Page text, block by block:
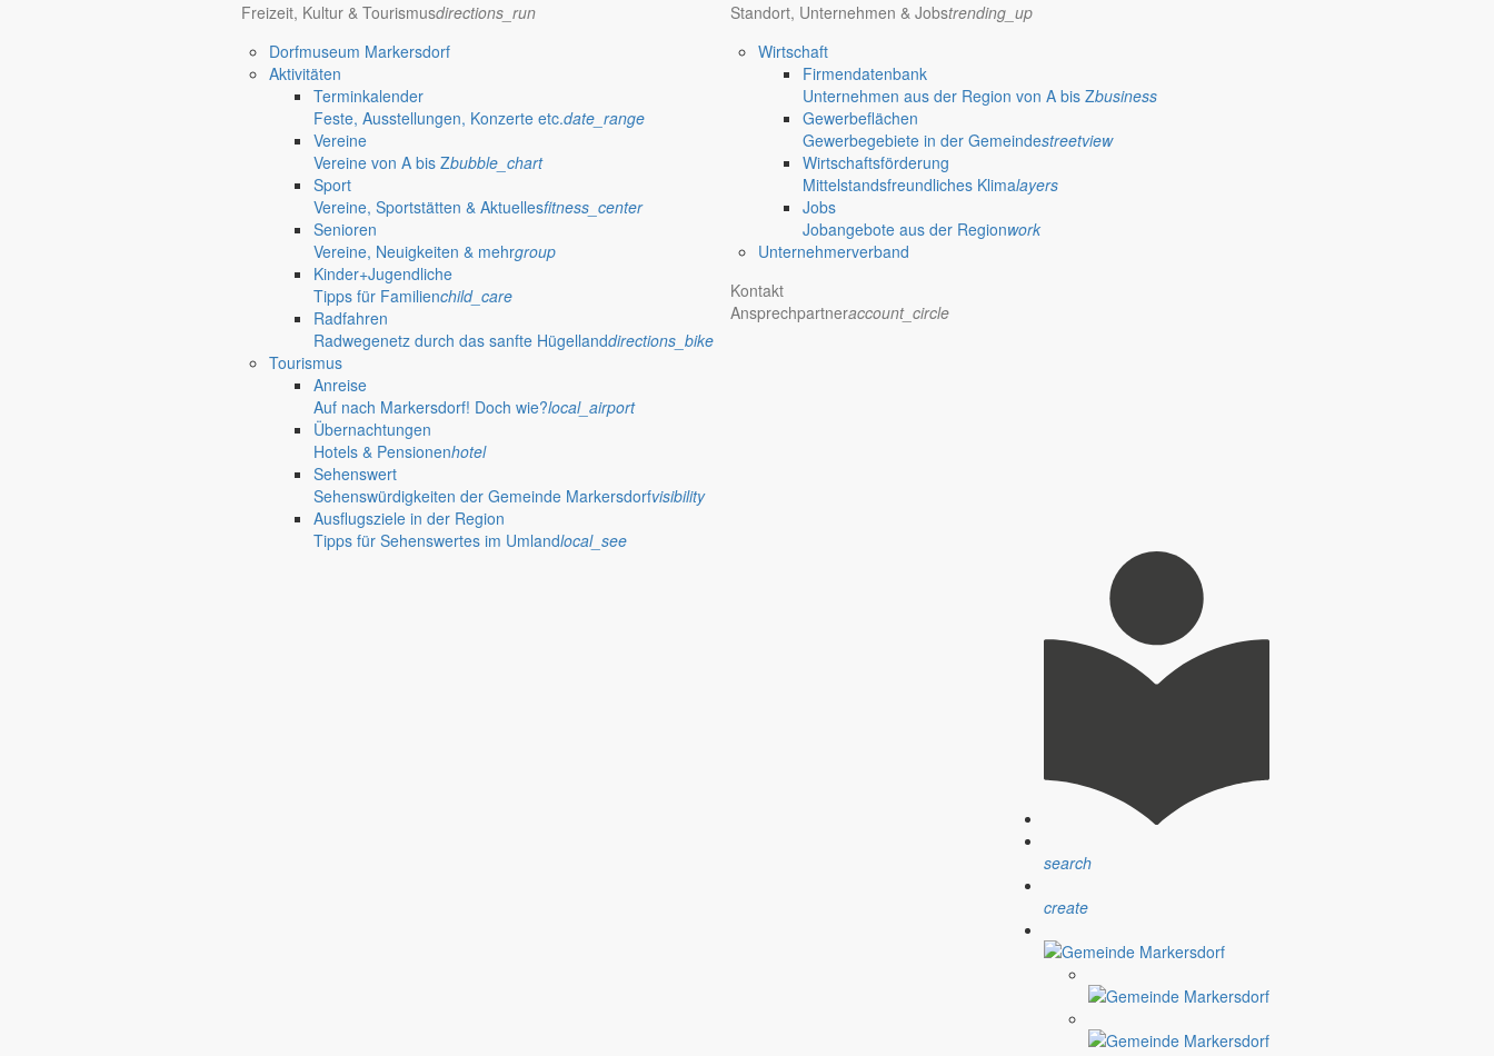
Freizeit, Kultur & Tourismusdirections_run
Dorfmuseum Markersdorf
Aktivitäten
Terminkalender
Feste, Ausstellungen, Konzerte etc.date_range
Vereine
Vereine von A bis Zbubble_chart
Sport
Vereine, Sportstätten & Aktuellesfitness_center
Senioren
Vereine, Neuigkeiten & mehrgroup
Kinder+Jugendliche
Tipps für Familienchild_care
Radfahren
Radwegenetz durch das sanfte Hügellanddirections_bike
Tourismus
Anreise
Auf nach Markersdorf! Doch wie?local_airport
Übernachtungen
Hotels & Pensionenhotel
Sehenswert
Sehenswürdigkeiten der Gemeinde Markersdorfvisibility
Ausflugsziele in der Region
Tipps für Sehenswertes im Umlandlocal_see
Standort, Unternehmen & Jobstrending_up
Wirtschaft
Firmendatenbank
Unternehmen aus der Region von A bis Zbusiness
Gewerbeflächen
Gewerbegebiete in der Gemeindestreetview
Wirtschaftsförderung
Mittelstandsfreundliches Klimalayers
Jobs
Jobangebote aus der Regionwork
Unternehmerverband
Kontakt
Ansprechpartneraccount_circle
search
create
»
Gemeinde MarkersdorfWeitere Seiten entdecken
nature_people
Leben in der Gemeinde
Kurzportrait der Großgemeinde Markersdorfaccessibility
Kurzportraits der sieben Ortschaftenterrain
Zahlen & Fakten
Einwohnerzahlen, Flächenangaben & mehr
Partnergemeinden der Gemeinde Markersdorf
Geschichte der Gemeinde Markersdorf
Traditionspflege bäuerlichen Lebensphoto_camera